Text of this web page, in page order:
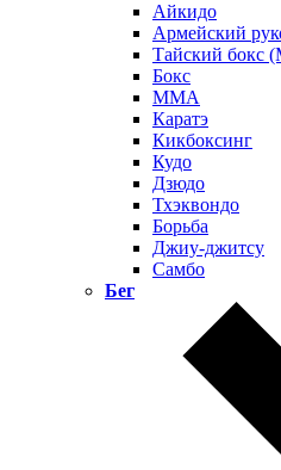
Айкидо
Армейский
Тайский бокс
Бокс
ММА
Каратэ
Кикбоксинг
Кудо
Дзюдо
Тхэквондо
Борьба
Джиу-джитсу
Самбо
Бег